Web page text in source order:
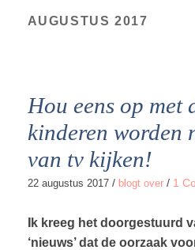
AUGUSTUS 2017
Hou eens op met
kinderen worden
van tv kijken!
22 augustus 2017/ blogt over/ 1
Ik kreeg het doorgestuurd
‘nieuws’ dat de oorzaak